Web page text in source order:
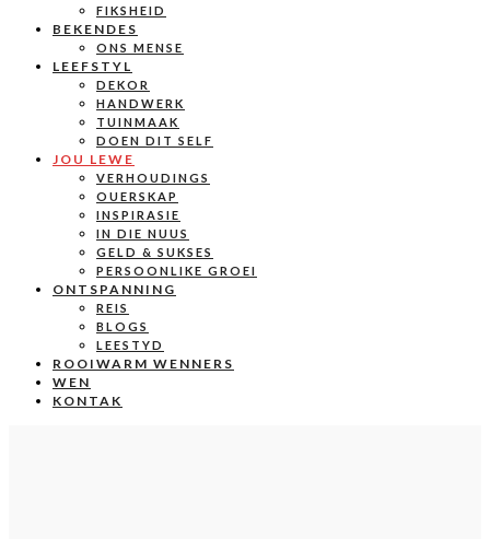
FIKSHEID
BEKENDES
ONS MENSE
LEEFSTYL
DEKOR
HANDWERK
TUINMAAK
DOEN DIT SELF
JOU LEWE
VERHOUDINGS
OUERSKAP
INSPIRASIE
IN DIE NUUS
GELD & SUKSES
PERSOONLIKE GROEI
ONTSPANNING
REIS
BLOGS
LEESTYD
ROOIWARM WENNERS
WEN
KONTAK